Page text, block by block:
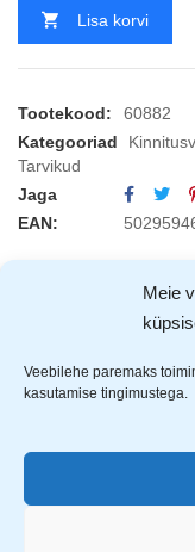
Meie
Veebilehe paremaks
kasutamise tingimustega.
Lisa korvi
Tootekood:
60882
Kategooriad
Tarvikud
Jaga
EAN:
Kaablikinnitus pakk.
jm. kinnitamiseks.
Värvus: must
Vastupidav